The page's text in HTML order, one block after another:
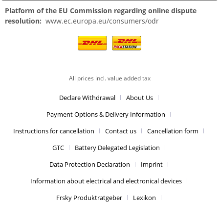
Platform of the EU Commission regarding online dispute
resolution: www.ec.europa.eu/consumers/odr
All prices incl. value added tax
Declare Withdrawal
About Us
Payment Options & Delivery Information
Instructions for cancellation
Contact us
Cancellation form
GTC
Battery Delegated Legislation
Data Protection Declaration
Imprint
Information about electrical and electronical devices
Frsky Produktratgeber
Lexikon